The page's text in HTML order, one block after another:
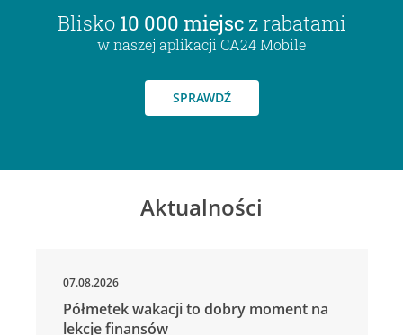
Blisko 10 000 miejsc z rabatami
w naszej aplikacji CA24 Mobile
SPRAWDŹ
Aktualności
07.08.2026
Półmetek wakacji to dobry moment na
lekcje finansów